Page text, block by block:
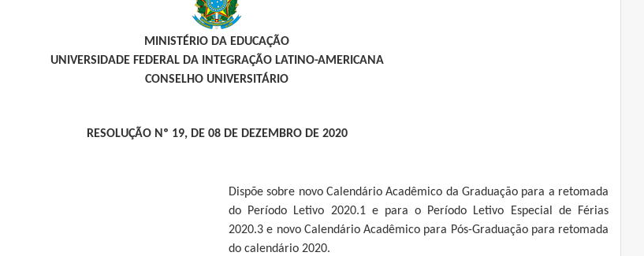
MINISTÉRIO DA EDUCAÇÃO
UNIVERSIDADE FEDERAL DA INTEGRAÇÃO LATINO-AMERICANA
CONSELHO UNIVERSITÁRIO
RESOLUÇÃO Nº 19, DE 08 DE DEZEMBRO DE 2020
Dispõe sobre novo Calendário Acadêmico da Graduação para a retomada
do Período Letivo 2020.1 e para o Período Letivo Especial de Férias
2020.3 e novo Calendário Acadêmico para Pós-Graduação para retomada
do calendário 2020.